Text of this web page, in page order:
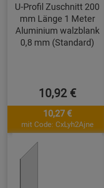
U-Profil Zuschnitt 200
mm Länge 1 Meter
Aluminium walzblank
0,8 mm (Standard)
10,92 €
10,27 €
mit Code: CxLyh2Ajne